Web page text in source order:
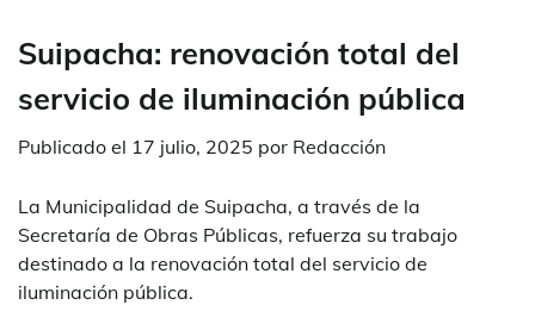
Suipacha: renovación total del
servicio de iluminación pública
Publicado el 17 julio, 2025 por Redacción
La Municipalidad de Suipacha, a través de la
Secretaría de Obras Públicas, refuerza su trabajo
destinado a la renovación total del servicio de
iluminación pública.